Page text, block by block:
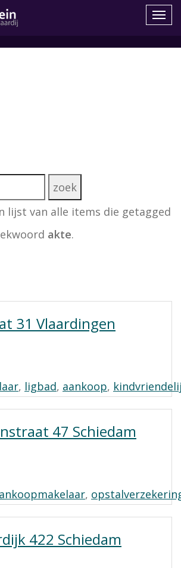
lijst van alle items die getagged
akte.
31 Vlaardingen
, ligbad, aankoop,
47 Schiedam
,
422 Schiedam